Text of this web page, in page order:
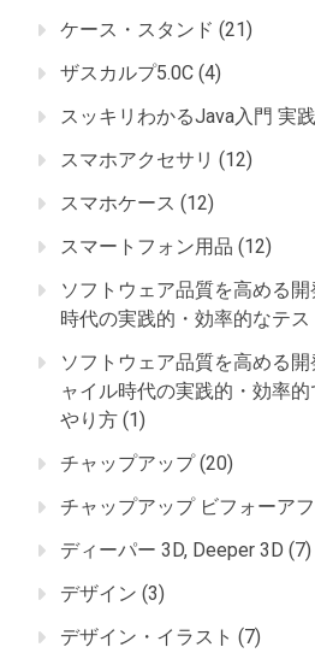
ケース・スタンド (21)
ザスカルプ5.0C (4)
スッキリわかるJava入門 実
スマホアクセサリ (12)
スマホケース (12)
スマートフォン用品 (12)
ソフトウェア品質を高める
時代の実践的・効率的なテ
ソフトウェア品質を高める
ャイル時代の実践的・効率
やり方 (1)
チャップアップ(20)
チャップアップ ビフォーア
ディーパー 3D, Deeper 3D (7)
デザイン (3)
デザイン・イラスト (7)